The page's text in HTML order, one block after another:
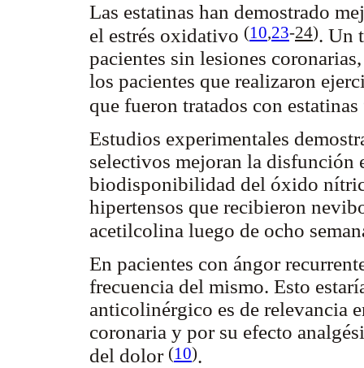
Las estatinas han demostrado
el estrés oxidativo (10,23-24). Un
pacientes sin lesiones
los pacientes que realizaron
que fueron tratados con estatinas
Estudios experimentales
selectivos mejoran la disfunción
biodisponibilidad del óxido
hipertensos que recibieron
acetilcolina luego de ocho
En pacientes con ángor
frecuencia del mismo. Esto
anticolinérgico es de relevancia
coronaria y por su efecto
del dolor (10).